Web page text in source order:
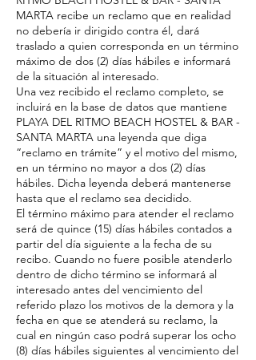
MARTA recibe un reclamo que en realidad
no debería ir dirigido contra él, dará
traslado a quien corresponda en un término
máximo de dos (2) días hábiles e informará
de la situación al interesado.
Una vez recibido el reclamo completo, se
incluirá en la base de datos que mantiene
PLAYA DEL RITMO BEACH HOSTEL & BAR -
SANTA MARTA una leyenda que diga
“reclamo en trámite” y el motivo del mismo,
en un término no mayor a dos (2) días
hábiles. Dicha leyenda deberá mantenerse
hasta que el reclamo sea decidido.
El término máximo para atender el reclamo
será de quince (15) días hábiles contados a
partir del día siguiente a la fecha de su
recibo. Cuando no fuere posible atenderlo
dentro de dicho término se informará al
interesado antes del vencimiento del
referido plazo los motivos de la demora y la
fecha en que se atenderá su reclamo, la
cual en ningún caso podrá superar los ocho
(8) días hábiles siguientes al vencimiento del